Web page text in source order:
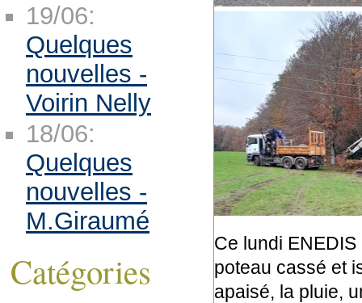
Ce lundi
poteau cassé et
apaisé, la pluie,
19/06:
Quelques
nouvelles -
Voirin Nelly
18/06:
Quelques
nouvelles -
M.Giraumé
Catégories